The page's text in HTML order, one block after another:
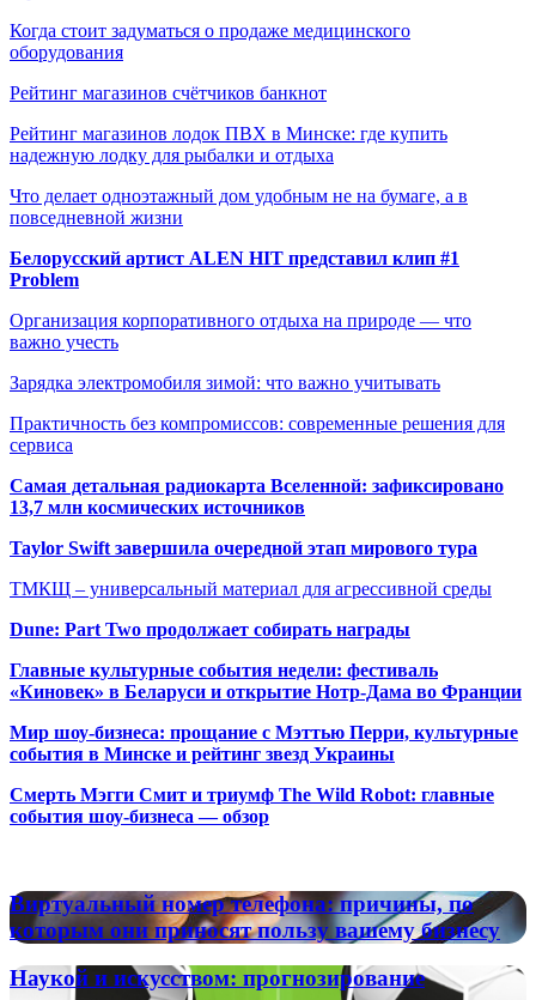
Когда стоит задуматься о продаже медицинского
оборудования
Рейтинг магазинов счётчиков банкнот
Рейтинг магазинов лодок ПВХ в Минске: где купить
надежную лодку для рыбалки и отдыха
Что делает одноэтажный дом удобным не на бумаге, а в
повседневной жизни
Белорусский артист ALEN HIT представил клип #1
Problem
Организация корпоративного отдыха на природе — что
важно учесть
Зарядка электромобиля зимой: что важно учитывать
Практичность без компромиссов: современные решения для
сервиса
Самая детальная радиокарта Вселенной: зафиксировано
13,7 млн космических источников
Taylor Swift завершила очередной этап мирового тура
ТМКЩ – универсальный материал для агрессивной среды
Dune: Part Two продолжает собирать награды
Главные культурные события недели: фестиваль
«Киновек» в Беларуси и открытие Нотр-Дама во Франции
Мир шоу-бизнеса: прощание с Мэттью Перри, культурные
события в Минске и рейтинг звезд Украины
Смерть Мэгги Смит и триумф The Wild Robot: главные
события шоу-бизнеса — обзор
Виртуальный
номер
телефона:
причины,
по
Виртуальный номер телефона: причины, по
которым они приносят пользу вашему бизнесу
Наукой
Наукой и искусством: прогнозирование